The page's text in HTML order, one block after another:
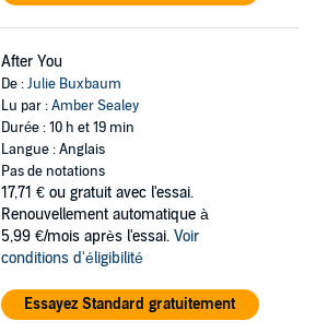
After You
De :Julie Buxbaum
Lu par :Amber Sealey
Durée : 10 h et 19 min
Langue : Anglais
Pas de notations
17,71 € ou gratuit avec l'essai.
Renouvellement automatique à
5,99 €/mois après l'essai. Voir
conditions d'éligibilité
Essayez Standard gratuitement